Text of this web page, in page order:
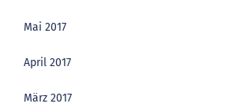
Mai 2017
April 2017
März 2017